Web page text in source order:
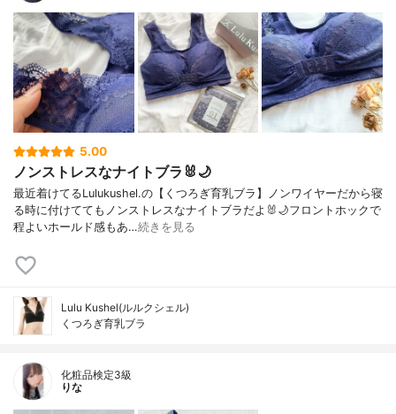
5.00
ノンストレスなナイトブラ🐰🌙
最近着けてるLulukushel.の【くつろぎ育乳ブラ】ノンワイヤーだから寝
る時に付けててもノンストレスなナイトブラだよ🐰🌙フロントホックで
程よいホールド感もあ…続きを見る
Lulu Kushel(ルルクシェル)
くつろぎ育乳ブラ
化粧品検定3級
りな